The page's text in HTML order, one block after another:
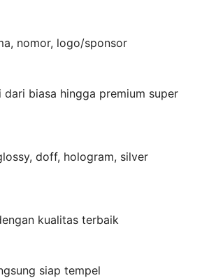
nomor, logo/sponsor
dari biasa hingga premium super
doff, hologram, silver
kualitas terbaik
siap tempel